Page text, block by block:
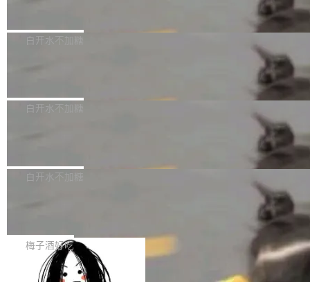
不得生成涉及安全性的关键变更，除非作者本身
36个月。 公告显示，本次宇树科技战略配售对
员工参与设立的专项资产管理计划。其中，Dee
获配9...
Bug fixes and enhancements 修复多次传递同
一个回归问题，该问题导致拉取镜像时会拒绝包
题，该问题可能导致在旧版 Linux 内核...
白开水不加糖
e 孵化器项目管理委员会（IPMC）投票中获得
P）！这一里程碑不仅标志着 Fluss 迈入新的发
白开水不加糖
长期停止内容更新，未能实现其作为“AI版维基百
提交的编辑请求也长期处于待处理状态。 Groki
pedia 于去年底上线，定位为由人工智能生成内
容的百科平台，被马斯克视为传统众包百科网站
白开水不加糖
是这样的：配 MessageSource 的 Bean、写 R
eloadableResourceBundleMessageSource、
声明 LocaleResolver、注册 LocaleChangeInt
梅子酒好吃
Apache Doris 4.1 全面增强 Iceberg：